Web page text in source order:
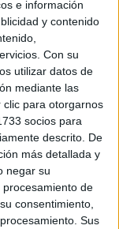
e información
y contenido
Con su
utilizar datos de
mediante las
clic para otorgarnos
socios para
descrito. De
más detallada y
negar su
de
consentimiento,
Sus
vuelo y maleta
acuerdo europeo
0
del tiempo en
04/2026 0
por
avión ya
0